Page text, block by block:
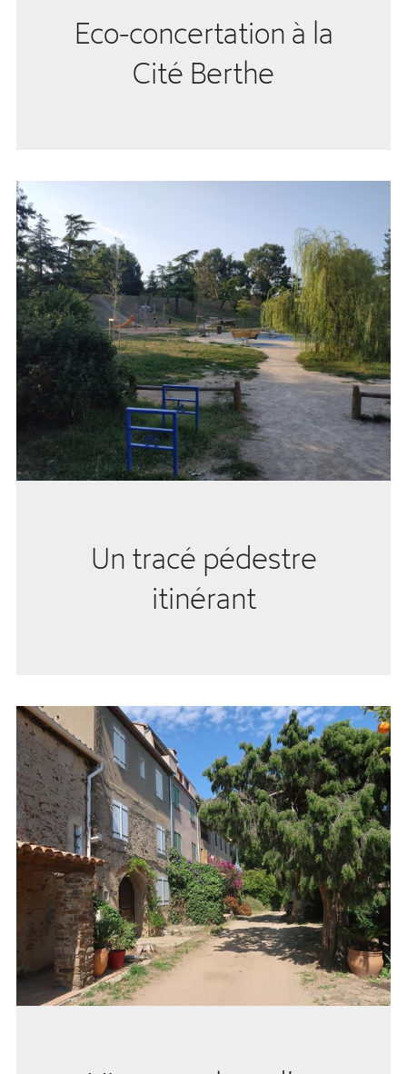
Eco-concertation à la
Cité Berthe
Un tracé pédestre
itinérant